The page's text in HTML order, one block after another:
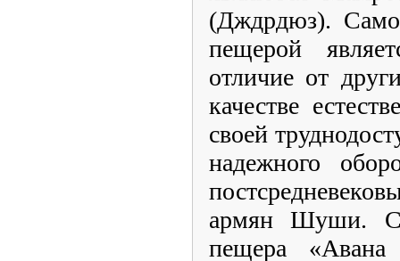
(Дждрдюз).
пещерой
отличие от
качестве
своей
надежного
армян Шуши.
пещера «Авана